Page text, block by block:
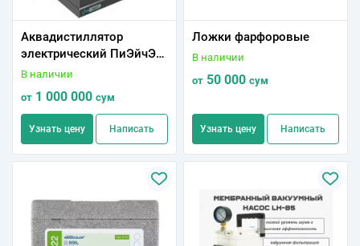
Аквадистиллятор
электрический ПиЭйчЭс
АКВА (PHS AQUA) 25
В наличии
от 1 000 000 сум
Узнать цену Написать
Ложки фарфоровые
В наличии
от 50 000 сум
Узнать цену Написать